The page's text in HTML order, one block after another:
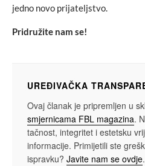
jedno novo prijateljstvo.
Pridružite nam se!
UREĐIVAČKA
Ovaj članak je pripremljen u
smjernicama FBL magazina.
tačnost, integritet i estetsku
informacije. Primijetili ste
ispravku? Javite nam se ovdje.